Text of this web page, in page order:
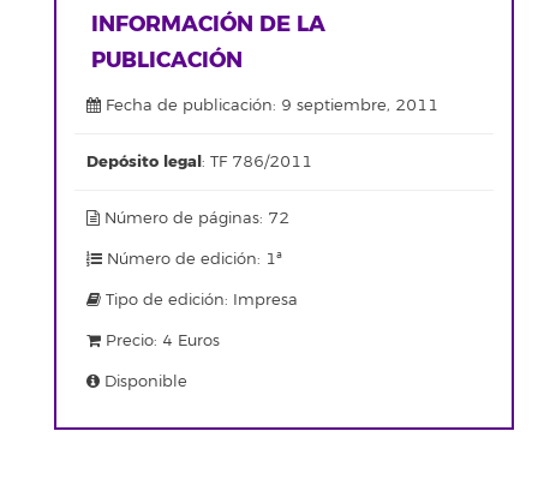
INFORMACIÓN DE LA
PUBLICACIÓN
Fecha de publicación: 9 septiembre, 2011
Depósito legal: TF 786/2011
Número de páginas: 72
Número de edición: 1ª
Tipo de edición: Impresa
Precio: 4 Euros
Disponible